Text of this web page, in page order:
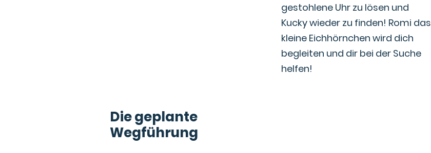
gestohlene Uhr zu lösen und
Kucky wieder zu finden! Romi das
kleine Eichhörnchen wird dich
begleiten und dir bei der Suche
helfen!
Die geplante
Wegführung